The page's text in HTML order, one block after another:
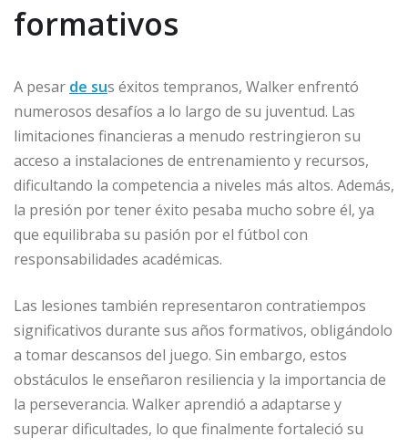
formativos
A pesar de sus éxitos tempranos, Walker enfrentó
numerosos desafíos a lo largo de su juventud. Las
limitaciones financieras a menudo restringieron su
acceso a instalaciones de entrenamiento y recursos,
dificultando la competencia a niveles más altos. Además,
la presión por tener éxito pesaba mucho sobre él, ya
que equilibraba su pasión por el fútbol con
responsabilidades académicas.
Las lesiones también representaron contratiempos
significativos durante sus años formativos, obligándolo
a tomar descansos del juego. Sin embargo, estos
obstáculos le enseñaron resiliencia y la importancia de
la perseverancia. Walker aprendió a adaptarse y
superar dificultades, lo que finalmente fortaleció su